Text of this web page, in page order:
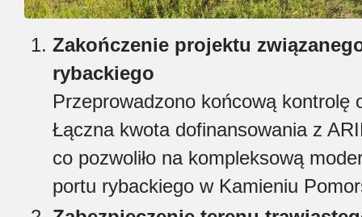
Zakończenie projektu
rybackiego
Przeprowadzono końcową kontrolę
Łączna kwota dofinansowania z
co pozwoliło na kompleksową
portu rybackiego w Kamieniu